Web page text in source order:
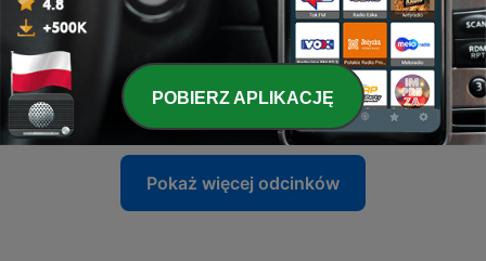
109 - Im Aufzug mit Anne Brorhilker
17 cze 2026
108 - Im Aufzug mit Dana Buchzik
03 cze 2026
Pokaż więcej odcinków
POBIERZ APLIKACJĘ